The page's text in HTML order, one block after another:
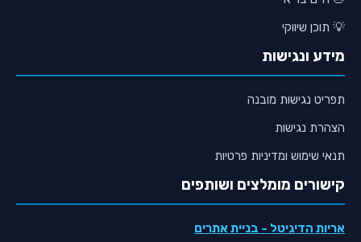
💡 תוכן שיווקי
מידע ונגישות
תפריט נגישות מובנה
הצהרת נגישות
תנאי שימוש ומדיניות פרטיות
קישורים מומלצים ושותפים
אריות הדיגיטל - בניית אתרים